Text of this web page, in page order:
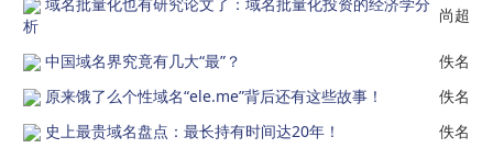
析
尚超
中国域名界究竟有几大“最”？
佚名
原来饿了么个性域名“ele.me”背后还有这些故事！
佚名
史上最贵域名盘点：最长持有时间达20年！
佚名